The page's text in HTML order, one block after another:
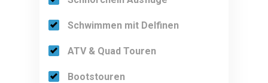
Schwimmen mit Delfinen
ATV & Quad Touren
Bootstouren